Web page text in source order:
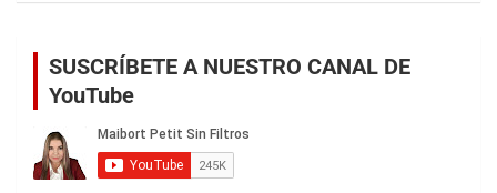
SUSCRÍBETE A NUESTRO CANAL DE
YouTube